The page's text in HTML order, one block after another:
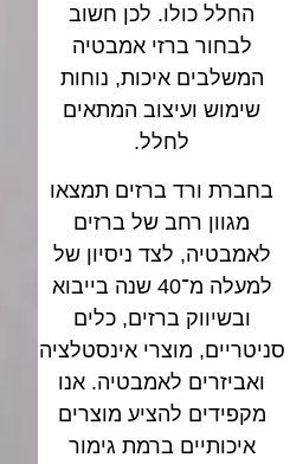
החלל כולו. לכן חשוב
לבחור ברזי אמבטיה
המשלבים איכות, נוחות
שימוש ועיצוב המתאים
לחלל.
בחברת ורד ברזים תמצאו
מגוון רחב של ברזים
לאמבטיה, לצד ניסיון של
למעלה מ־40 שנה בייבוא
ובשיווק ברזים, כלים
סניטריים, מוצרי אינסטלציה
ואביזרים לאמבטיה. אנו
מקפידים להציע מוצרים
איכותיים ברמת גימור